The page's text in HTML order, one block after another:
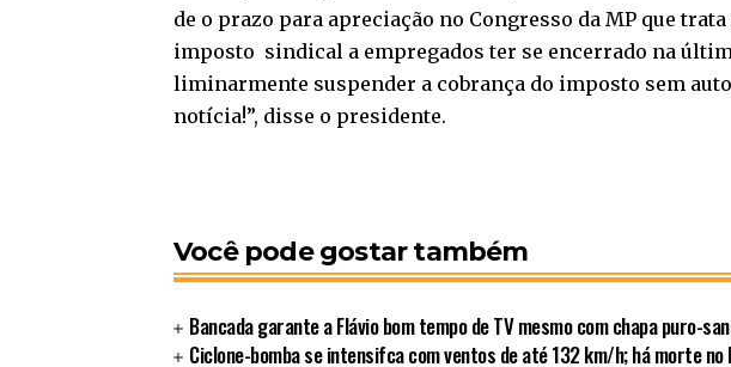
de o prazo para apreciação no Congresso da MP que
imposto sindical a empregados ter se encerrado na
liminarmente suspender a cobrança do imposto sem
notícia!”, disse o presidente.
Você pode gostar também
Bancada garante a Flávio bom tempo de TV mesmo com chapa puro-
Ciclone-bomba se intensifca com ventos de até 132 km/h; há morte no